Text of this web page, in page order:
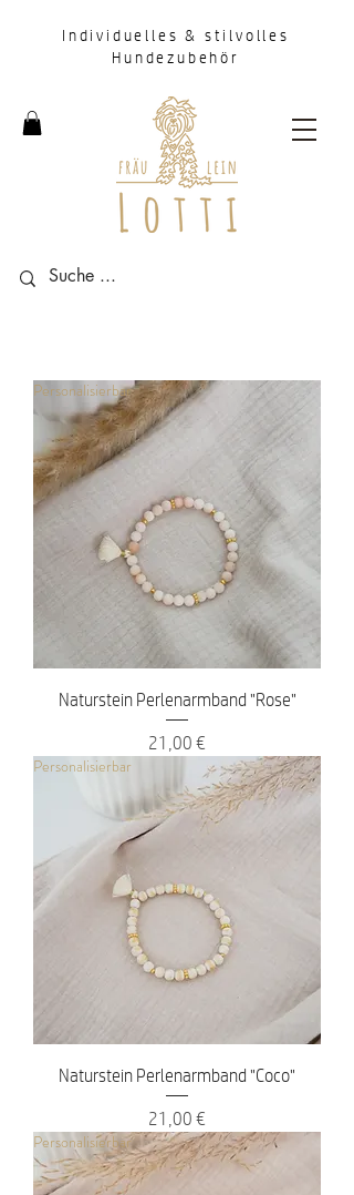
Individuelles & stilvolles
Hundezubehör
Personalisierbar
Naturstein Perlenarmband "Rose"
Preis
21,00 €
Personalisierbar
Naturstein Perlenarmband "Coco"
Preis
21,00 €
Personalisierbar